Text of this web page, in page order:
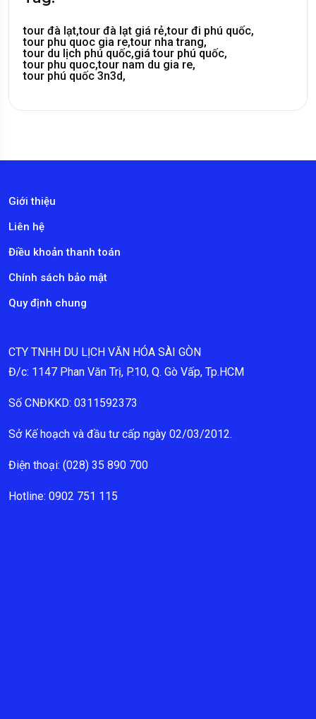
tour đà lạt,tour đà lạt giá rẻ,tour đi phú quốc,
tour phu quoc gia re,tour nha trang,
tour du lịch phú quốc,giá tour phú quốc,
tour phu quoc,tour nam du gia re,
tour phú quốc 3n3d,
Giới thiệu
Liên hệ
Điều khoản thanh toán
Chính sách bảo mật
Quy định chung
CTY TNHH DU LỊCH VĂN HÓA SÀI GÒN
Đ/c: 1147 Phan Văn Trị, P.10, Q. Gò Vấp, Tp.HCM
Số CNĐKKD: 0311592373
Sở Kế hoạch và đầu tư cấp ngày 02/03/2012.
Điện thoại: (028) 35 890 700
Hotline: 0902 751 115